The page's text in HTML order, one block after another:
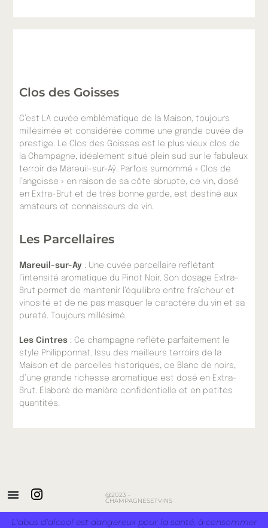
Clos des Goisses
C’est LA cuvée emblématique de la Maison, toujours
millésimée et considérée comme une grande cuvée de
prestige. Le Clos des Goisses est le plus vieux clos de
la Champagne, idéalement situé plein sud sur le fabuleux
terroir de Mareuil-sur-Aÿ. Parfois surnommé « Clos de
l’angoisse » en raison de sa côte abrupte, ce vin, dosé
en Extra-Brut et de très bonne garde, est destiné aux
amateurs et connaisseurs de vin.
Les Parcellaires
Mareuil-sur-Ay : Une cuvée parcellaire reflétant
l’intensité aromatique du Pinot Noir. Son dosage Extra-
Brut permet de maintenir l’équilibre entre fraîcheur et
vinosité et de ne pas masquer le caractère du vin et sa
pureté. Toujours millésimé.
Les Cintres : Ce champagne reflète parfaitement le
style Philipponnat. Issu des meilleurs terroirs de la
Maison et de parcelles historiques, ce Blanc de noirs,
d’une grande richesse aromatique est dosé en Extra-
Brut. Élaboré de manière confidentielle et en petites
quantités.
@2023 -
CHAMPAGNESETVINS
L'abus d'alcool est dangereux pour la santé, à consommer